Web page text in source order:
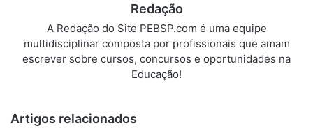
Redação
A Redação do Site PEBSP.com é uma equipe
multidisciplinar composta por profissionais que amam
escrever sobre cursos, concursos e oportunidades na
Educação!
Artigos relacionados